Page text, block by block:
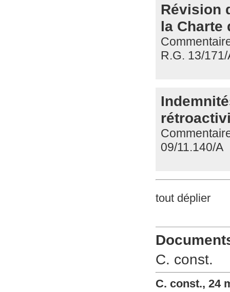
Révision
la Charte
R.G. 13/
09/11.140/A
tout déplier
C. const.
C. const., 24